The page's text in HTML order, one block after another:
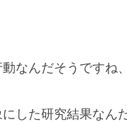
なんだそうですね
した研究結果なん